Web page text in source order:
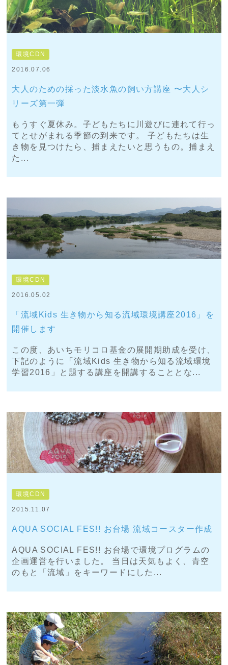
環境CDN
2016.07.06
大人のための採った淡水魚の飼い方講座 〜大人シ
リーズ第一弾
もうすぐ夏休み。子どもたちに川遊びに連れて行っ
てとせがまれる季節の到来です。 子どもたちは生
き物を見つけたら、捕まえたいと思うもの。捕まえ
た...
環境CDN
2016.05.02
「流域Kids 生き物から知る流域環境講座2016」を
開催します
この度、あいちモリコロ基金の展開期助成を受け、
下記のように「流域Kids 生き物から知る流域環境
学習2016」と題する講座を開講することとな...
環境CDN
2015.11.07
AQUA SOCIAL FES!! お台場 流域コースター作成
AQUA SOCIAL FES!! お台場で環境プログラムの
企画運営を行いました。 当日は天気もよく、青空
のもと「流域」をキーワードにした...